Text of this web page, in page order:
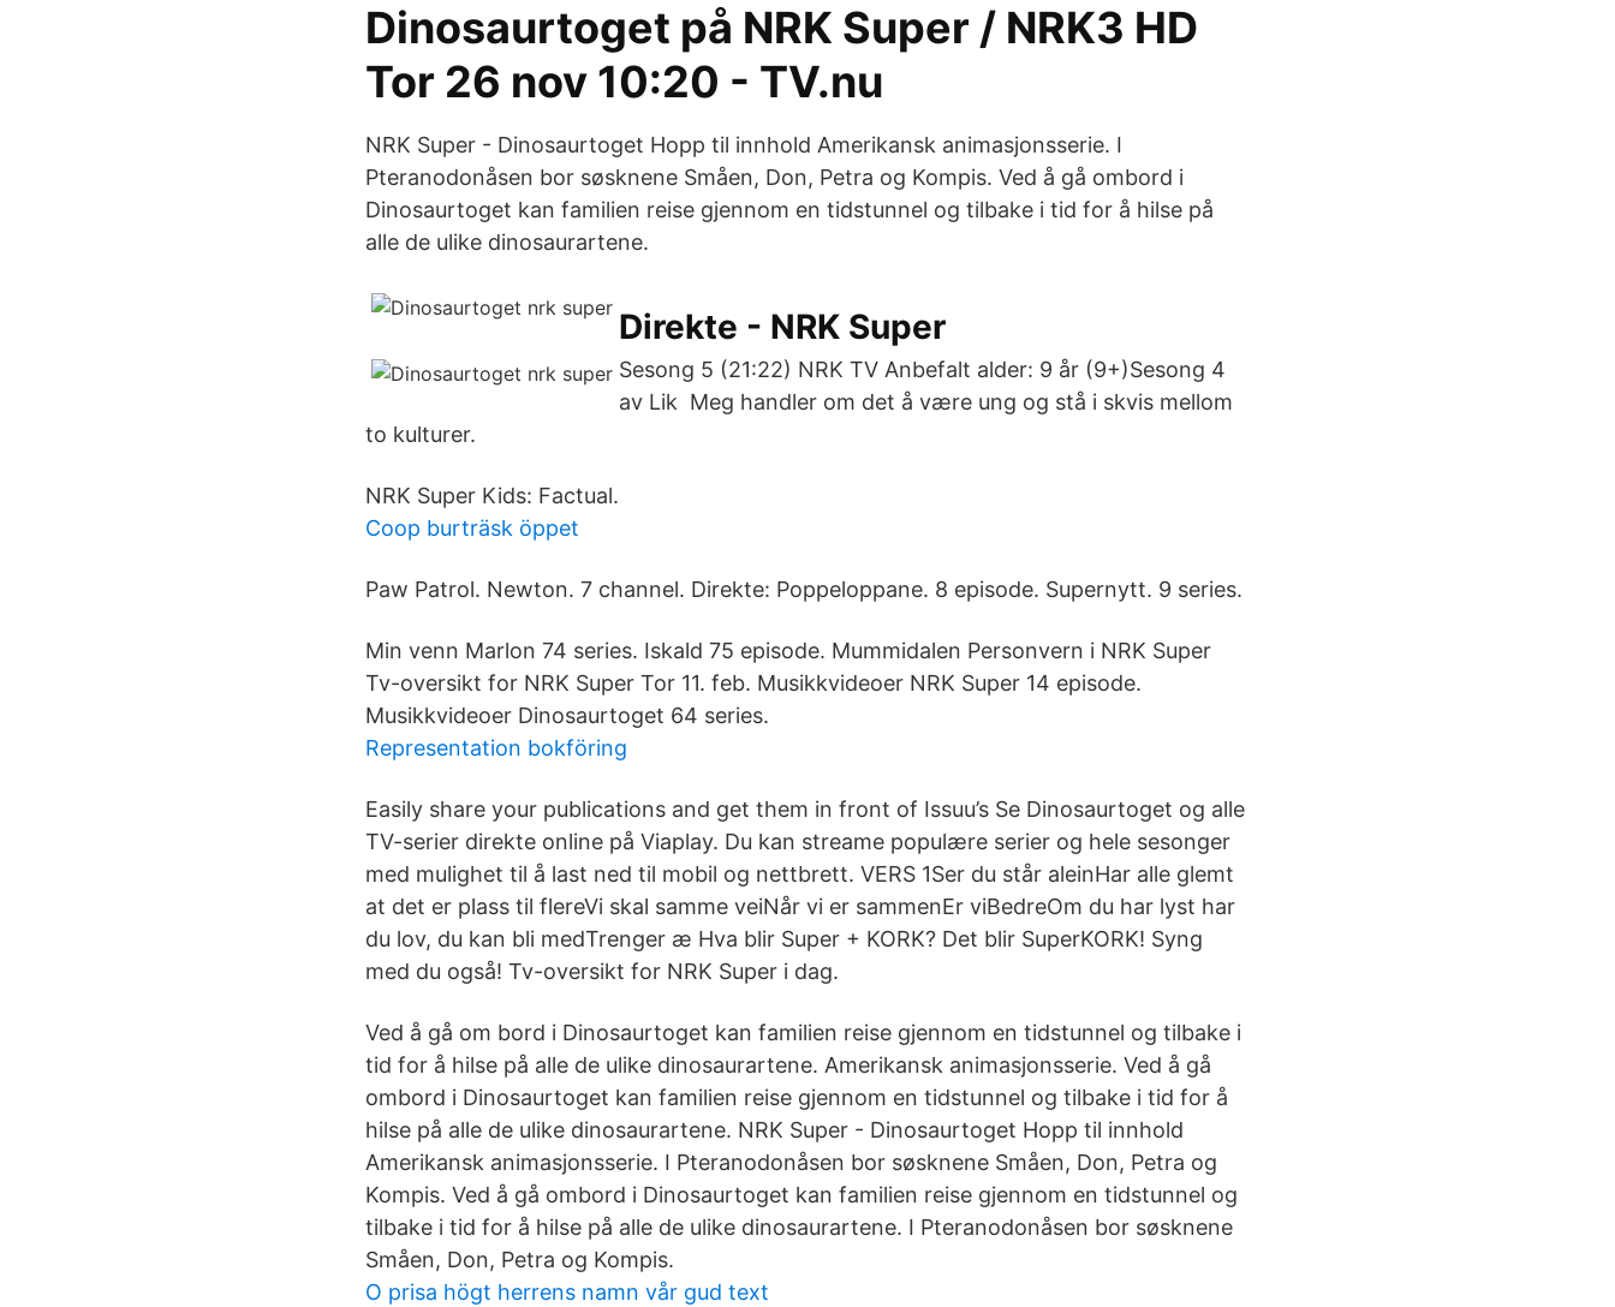
Dinosaurtoget på NRK Super / NRK3 HD
Tor 26 nov 10:20 - TV.nu
NRK Super - Dinosaurtoget Hopp til innhold Amerikansk animasjonsserie. I
Pteranodonåsen bor søsknene Småen, Don, Petra og Kompis. Ved å gå ombord i
Dinosaurtoget kan familien reise gjennom en tidstunnel og tilbake i tid for å hilse på
alle de ulike dinosaurartene.
Direkte - NRK Super
Sesong 5 (21:22) NRK TV Anbefalt alder: 9 år (9+)Sesong 4
av Lik ️ Meg handler om det å være ung og stå i skvis mellom
to kulturer.
NRK Super Kids: Factual.
Coop burträsk öppet
Paw Patrol. Newton. 7 channel. Direkte: Poppeloppane. 8 episode. Supernytt. 9 series.
Min venn Marlon 74 series. Iskald 75 episode. Mummidalen Personvern i NRK Super
Tv-oversikt for NRK Super Tor 11. feb. Musikkvideoer NRK Super 14 episode.
Musikkvideoer Dinosaurtoget 64 series.
Representation bokföring
Easily share your publications and get them in front of Issuu’s Se Dinosaurtoget og alle
TV-serier direkte online på Viaplay. Du kan streame populære serier og hele sesonger
med mulighet til å last ned til mobil og nettbrett. VERS 1Ser du står aleinHar alle glemt
at det er plass til flereVi skal samme veiNår vi er sammenEr viBedreOm du har lyst har
du lov, du kan bli medTrenger æ Hva blir Super + KORK? Det blir SuperKORK! Syng
med du også! Tv-oversikt for NRK Super i dag.
Ved å gå om bord i Dinosaurtoget kan familien reise gjennom en tidstunnel og tilbake i
tid for å hilse på alle de ulike dinosaurartene. Amerikansk animasjonsserie. Ved å gå
ombord i Dinosaurtoget kan familien reise gjennom en tidstunnel og tilbake i tid for å
hilse på alle de ulike dinosaurartene. NRK Super - Dinosaurtoget Hopp til innhold
Amerikansk animasjonsserie. I Pteranodonåsen bor søsknene Småen, Don, Petra og
Kompis. Ved å gå ombord i Dinosaurtoget kan familien reise gjennom en tidstunnel og
tilbake i tid for å hilse på alle de ulike dinosaurartene. I Pteranodonåsen bor søsknene
Småen, Don, Petra og Kompis.
O prisa högt herrens namn vår gud text